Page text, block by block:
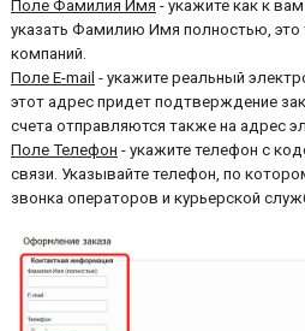
Поле Фамилия Имя - укажите как к
указать Фамилию Имя полностью, это
компаний.
Поле E-mail - укажите реальный
этот адрес придет подтверждение
счета отправляются также на адрес
Поле Телефон - укажите телефон с
связи. Указывайте телефон, по
звонка операторов и курьерской